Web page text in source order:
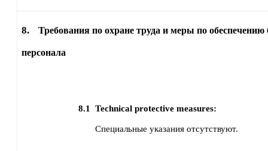
8. Требования по охране труда и меры по обеспечению
персонала
8.1 Technical protective measures:
Специальные указания отсутствуют.